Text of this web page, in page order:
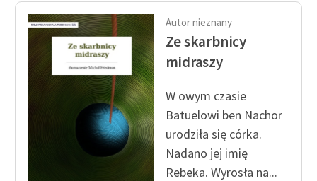
Autor nieznany
Ze skarbnicy
midraszy
W owym czasie
Batuelowi ben Nachor
urodziła się córka.
Nadano jej imię
Rebeka. Wyrosła na...